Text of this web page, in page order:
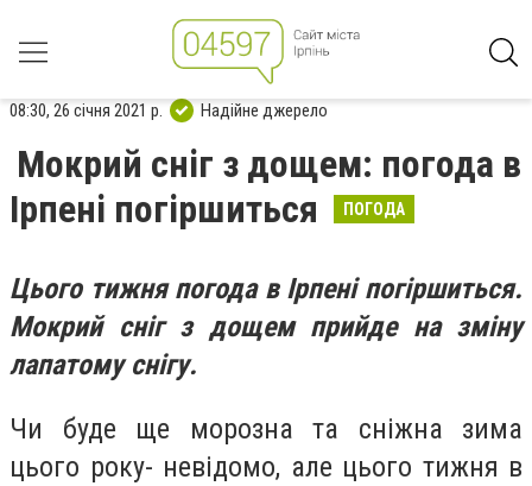
08:30, 26 січня 2021 р. Надійне джерело
Мокрий сніг з дощем: погода в
Ірпені погіршиться
ПОГОДА
Цього тижня погода в Ірпені погіршиться.
Мокрий сніг з дощем прийде на зміну
лапатому снігу.
Чи буде ще морозна та сніжна зима
цього року- невідомо, але цього тижня в